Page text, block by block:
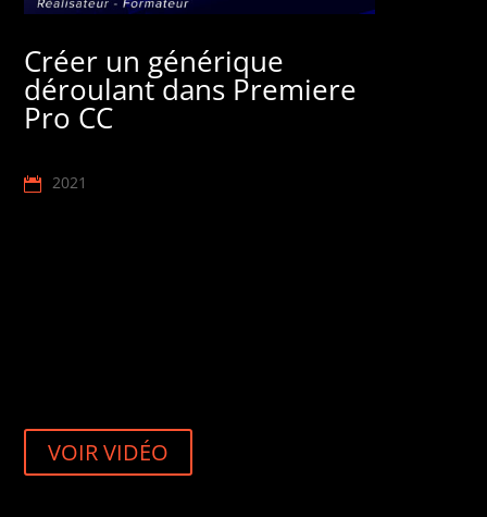
Créer un générique
déroulant dans Premiere
Pro CC
2021
VOIR VIDÉO